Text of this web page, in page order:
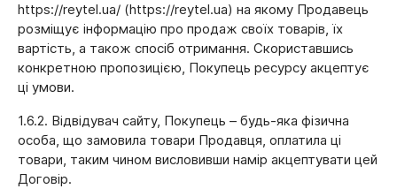
https://reytel.ua/ (https://reytel.ua) на якому Продавець
розміщує інформацію про продаж своїх товарів, їх
вартість, а також спосіб отримання. Скориставшись
конкретною пропозицією, Покупець ресурсу акцептує
ці умови.
1.6.2. Відвідувач сайту, Покупець – будь-яка фізична
особа, що замовила товари Продавця, оплатила ці
товари, таким чином висловивши намір акцептувати цей
Договір.